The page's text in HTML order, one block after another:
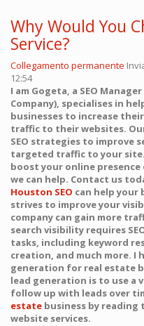
Why Would You
Service?
Collegamento permanente
12:54
I am Gogeta, a SEO
Company), specialises in
businesses to increase
traffic to their websites.
SEO strategies to improve
targeted traffic to your
boost your online
we can help. Contact us
Houston SEO can help your
strives to improve your
company can gain more
search visibility requires
tasks, including keyword
creation, and much more. I
generation for real estate
lead generation is to use a
follow up with leads over
estate business by reading
website services.